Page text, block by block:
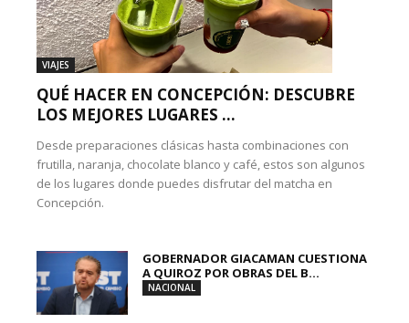
VIAJES
QUÉ HACER EN CONCEPCIÓN: DESCUBRE
LOS MEJORES LUGARES ...
Desde preparaciones clásicas hasta combinaciones con
frutilla, naranja, chocolate blanco y café, estos son algunos
de los lugares donde puedes disfrutar del matcha en
Concepción.
GOBERNADOR GIACAMAN CUESTIONA
A QUIROZ POR OBRAS DEL B...
NACIONAL